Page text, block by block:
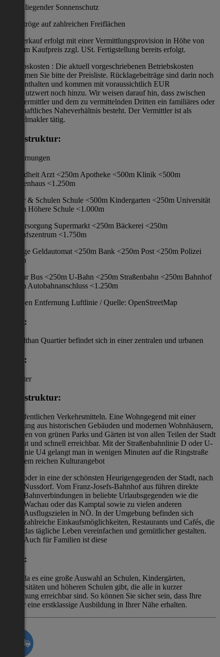
Außenliegender Sonnenschutz
Pflanztröge auf zahlreichen Freiflächen
Der Verkauf erfolgt mit einer Vermittlungsprovision in Höhe von
3% vom Kaufpreis zzgl. USt. Fertigstellung bereits erfolgt.
Betriebskosten : Die aktuell vorgeschriebenen Betriebskosten
entnehmen Sie bitte der Preisliste. Rücklagebeiträge sind darin noch
nicht enthalten und kommen mit voraussichtlich EUR
1,12/Nutzwert noch hinzu. Wir weisen darauf hin, dass zwischen
dem Vermittler und dem zu vermittelnden Dritten ein familiäres oder
wirtschaftliches Naheverhältnis besteht. Der Vermittler ist als
Doppelmakler tätig.
Infrastruktur:
/ Entfernungen
Gesundheit Arzt <250m Apotheke <500m Klinik <500m
Krankenhaus <1.250m
Kinder & Schulen Schule <500m Kindergarten <250m Universität
<250m Höhere Schule <1.000m
Nahversorgung Supermarkt <250m Bäckerei <250m
Einkaufszentrum <1.750m
Sonstige Geldautomat <250m Bank <250m Post <250m Polizei
<250m
Verkehr Bus <250m U-Bahn <250m Straßenbahn <250m Bahnhof
<250m Autobahnanschluss <1.250m
Angaben Entfernung Luftlinie / Quelle: OpenStreetMap
Lage:
Das Althan Quartier befindet sich in einer zentralen und urbanen
Lage:
mit guter
Infrastruktur:
und öffentlichen Verkehrsmitteln. Eine Wohngegend mit einer
Mischung aus historischen Gebäuden und modernen Wohnhäusern,
umgeben von grünen Parks und Gärten ist von allen Teilen der Stadt
sehr gut und schnell erreichbar. Mit der Straßenbahnlinie D oder U-
Bahnlinie U4 gelangt man in wenigen Minuten auf die Ringstraße
mit ihrem reichen Kulturangebot
oder in eine der schönsten Heurigengegenden der Stadt, nach
Nussdorf. Vom Franz-Josefs-Bahnhof aus führen direkte
Bahnverbindungen in beliebte Urlaubsgegenden wie die
Wachau oder das Kamptal sowie zu vielen anderen
Ausflugszielen in NÖ. In der Umgebung befinden sich
zahlreiche Einkaufsmöglichkeiten, Restaurants und Cafés, die
das tägliche Leben vereinfachen und gemütlicher gestalten.
Auch für Familien ist diese
Lage:
ideal, da es eine große Auswahl an Schulen, Kindergärten,
Universitäten und höheren Schulen gibt, die alle in kurzer
Entfernung erreichbar sind. So können Sie sicher sein, dass Ihre
Kinder eine erstklassige Ausbildung in Ihrer Nähe erhalten.